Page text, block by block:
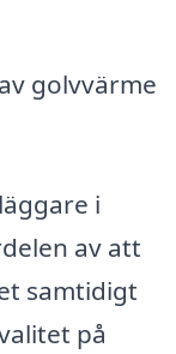
golvvärme
i
av att
samtidigt
på